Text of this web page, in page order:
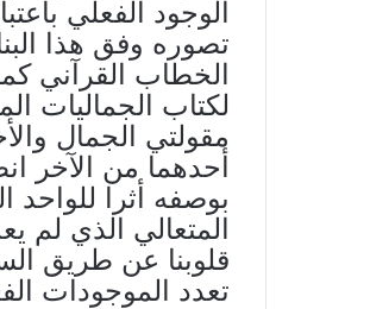
الوجود الفعلي
تصوره وفق هذا
الخطاب القرآني
لكتاب الجماليات
مقولتي الجمال
أحدهما من الآخر
بوصفه أثرا للواحد
المتعالي الذي لم
قلوبنا عن طريق
تعدد الموجودات